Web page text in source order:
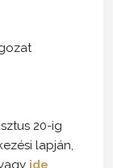
20-ig
lapján,
ide